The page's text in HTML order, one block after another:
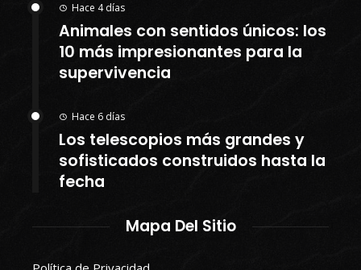
Hace 4 días
Animales con sentidos únicos: los
10 más impresionantes para la
supervivencia
Hace 6 días
Los telescopios más grandes y
sofisticados construidos hasta la
fecha
Mapa Del Sitio